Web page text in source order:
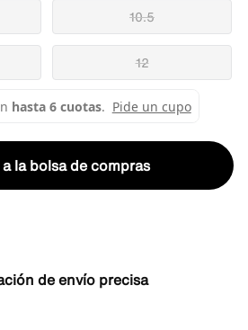
10.5
12
la bolsa de compras
de envío precisa